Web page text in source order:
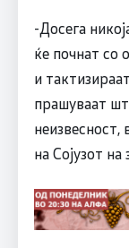
-Досега
ќе почнат со
и
прашуваат
неизвесност,
на Сојузот на